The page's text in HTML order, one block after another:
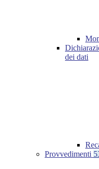
dei dati
Provvedimenti